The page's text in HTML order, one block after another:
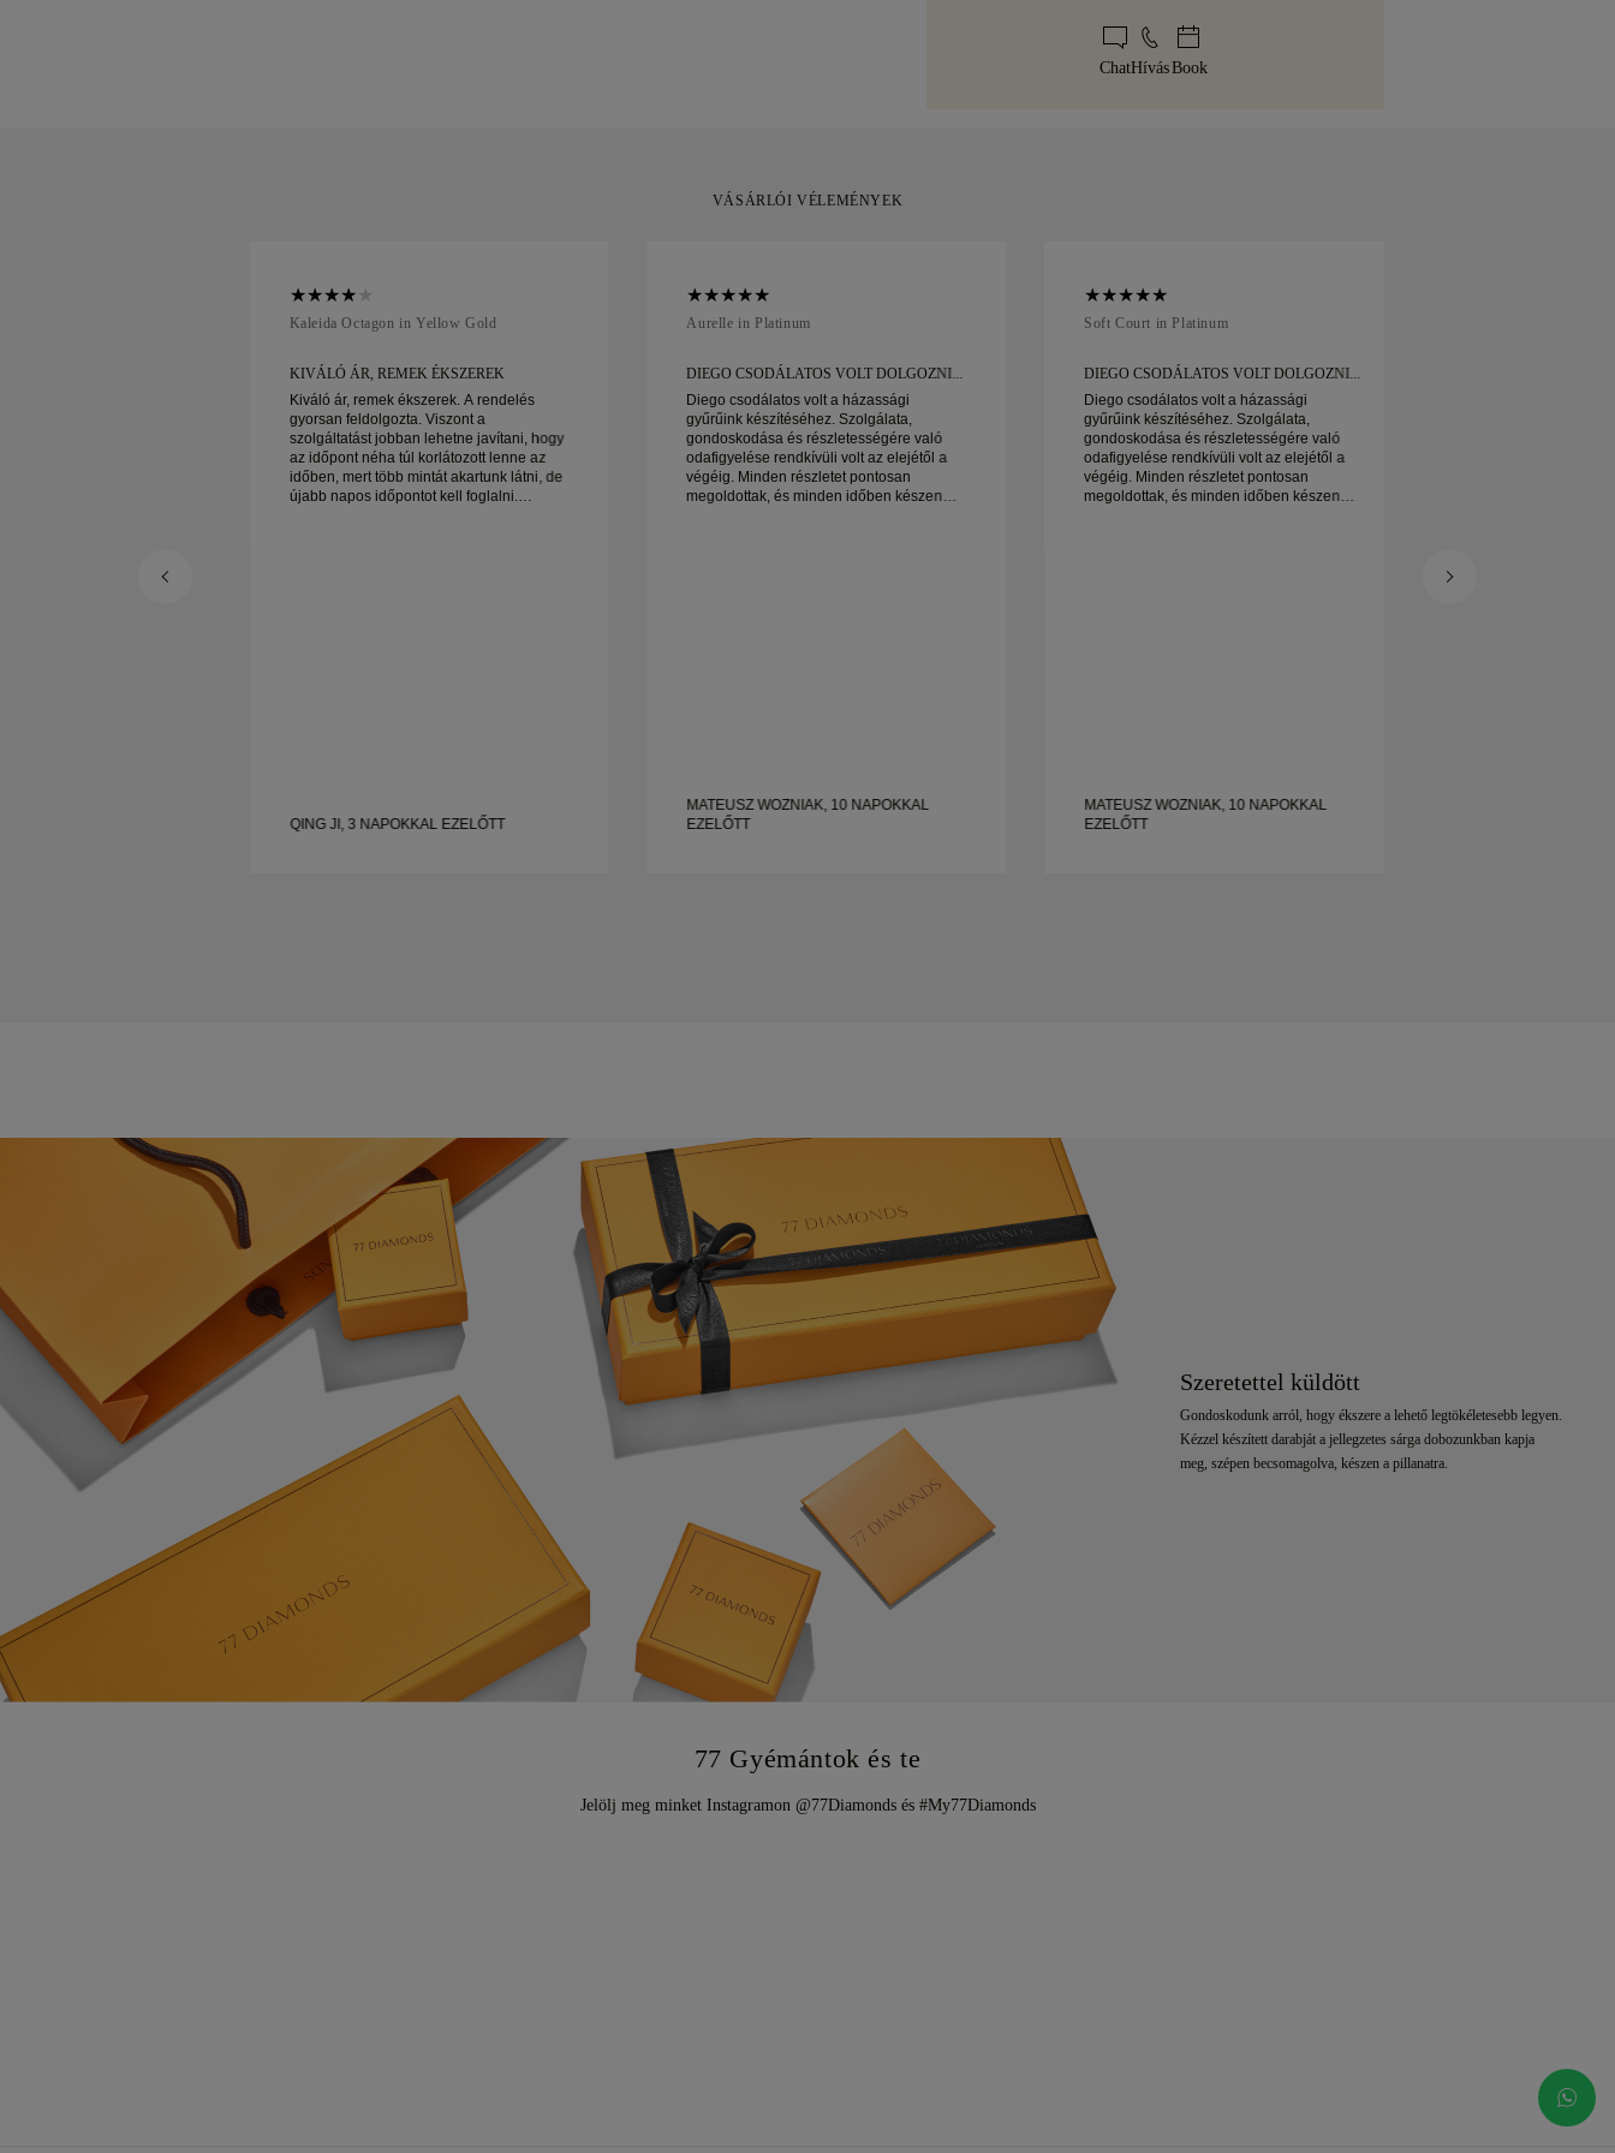
Bizonyos nagy értékű tételek esetében olyan speciális
készült darabja jellegzetes sárga dobozunkban érkezik,
ChatHívásBook
VÁSÁRLÓI VÉLEMÉNYEK
Kaleida Octagon in Yellow Gold
KIVÁLÓ ÁR, REMEK ÉKSZEREK
Kiváló ár, remek ékszerek. A rendelés
gyorsan feldolgozta. Viszont a
szolgáltatást jobban lehetne javítani, hogy
az időpont néha túl korlátozott lenne az
időben, mert több mintát akartunk látni, de
újabb napos időpontot kell foglalni.
QING JI, 3 NAPOKKAL EZELŐTT
Aurelle in Platinum
DIEGO CSODÁLATOS VOLT DOLGOZNI...
Diego csodálatos volt a házassági
gyűrűink készítéséhez. Szolgálata,
gondoskodása és részletességére való
odafigyelése rendkívüli volt az elejétől a
végéig. Minden részletet pontosan
megoldottak, és minden időben készen
MATEUSZ WOZNIAK, 10 NAPOKKAL
EZELŐTT
Soft Court in Platinum
DIEGO CSODÁLATOS VOLT DOLGOZNI...
Diego csodálatos volt a házassági
gyűrűink készítéséhez. Szolgálata,
gondoskodása és részletességére való
odafigyelése rendkívüli volt az elejétől a
végéig. Minden részletet pontosan
megoldottak, és minden időben készen
MATEUSZ WOZNIAK, 10 NAPOKKAL
EZELŐTT
Szeretettel küldött
Gondoskodunk arról, hogy ékszere a lehető legtökéletesebb legyen.
Kézzel készített darabját a jellegzetes sárga dobozunkban kapja
meg, szépen becsomagolva, készen a pillanatra.
77 Gyémántok és te
Jelölj meg minket Instagramon @77Diamonds és #My77Diamonds